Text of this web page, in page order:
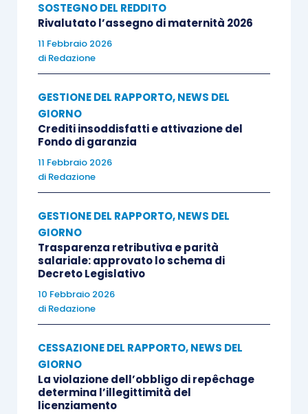
SOSTEGNO DEL REDDITO
Rivalutato l’assegno di maternità 2026
11 Febbraio 2026
di Redazione
GESTIONE DEL RAPPORTO,NEWS DEL
GIORNO
Crediti insoddisfatti e attivazione del
Fondo di garanzia
11 Febbraio 2026
di Redazione
GESTIONE DEL RAPPORTO,NEWS DEL
GIORNO
Trasparenza retributiva e parità
salariale: approvato lo schema di
Decreto Legislativo
10 Febbraio 2026
di Redazione
CESSAZIONE DEL RAPPORTO,NEWS DEL
GIORNO
La violazione dell’obbligo di repêchage
determina l’illegittimità del
licenziamento